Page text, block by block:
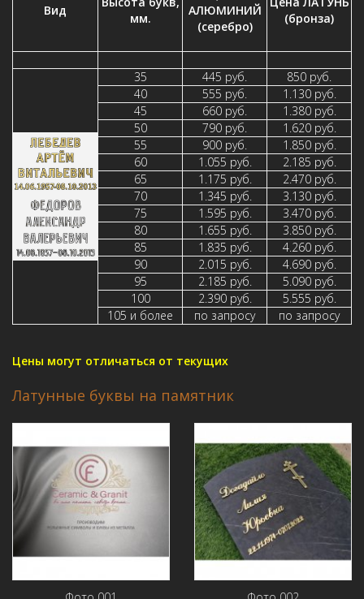
Вид
мм.
АЛЮМИНИЙ
(серебро)
(бронза)
35 445 руб.
850 руб.
40
555 руб.
1.130 руб.
45
660 руб.
1.380 руб.
50
790 руб.
1.620 руб.
55
900 руб.
1.850 руб.
60
1.055 руб.
2.185 руб.
65
1.175 руб.
2.470 руб.
70
1.345 руб.
3.130 руб.
75
1.595 руб.
3.470 руб.
80
1.655 руб.
3.850 руб.
85
1.835 руб.
4.260 руб.
90
2.015 руб.
4.690 руб.
95
2.185 руб.
5.090 руб.
100
2.390 руб.
5.555 руб.
105 и более
по запросу по запросу
Цены могут отличаться от текущих
Латунные буквы на памятник